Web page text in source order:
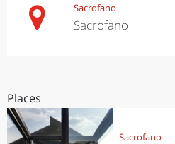
Sacrofano
Sacrofano
Places
Sacrofano